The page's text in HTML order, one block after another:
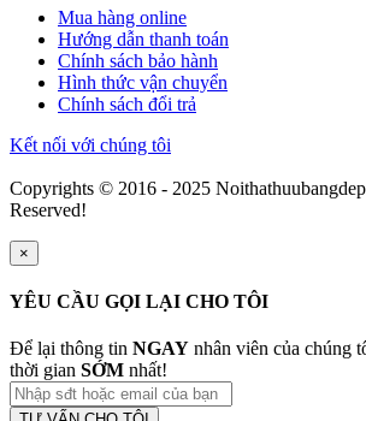
Mua hàng online
Hướng dẫn thanh toán
Chính sách bảo hành
Hình thức vận chuyển
Chính sách đổi trả
Kết nối với chúng tôi
Copyrights © 2016 - 2025
Reserved!
×
YÊU CẦU GỌI LẠI CHO TÔI
Để lại thông tin NGAY nhân viên của chúng
thời gian SỚM nhất!